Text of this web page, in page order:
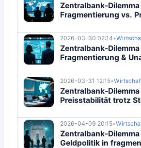
Zentralbank-
Fragmentierung vs.
2026-03-30 02:14•
Zentralbank-
Fragmentierung &
2026-03-31 12:15•
Zentralbank-
Preisstabilität trotz
2026-04-09 20:15•
Zentralbank-
Geldpolitik in